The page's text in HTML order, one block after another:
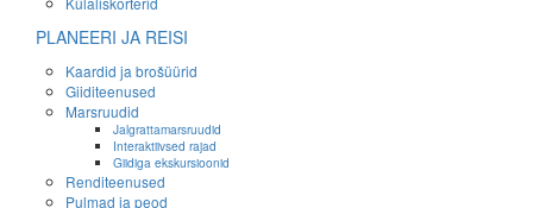
PLANEERI JA REISI
Kaardid ja brošüürid
Giiditeenused
Marsruudid
Jalgrattamarsruudid
Interaktiivsed rajad
Giidiga ekskursioonid
Renditeenused
Pulmad ja peod